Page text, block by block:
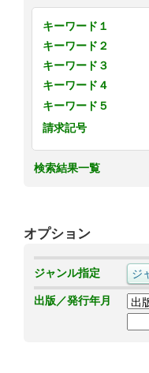
キーワード１
キーワード２
キーワード３
キーワード４
キーワード５
請求記号
検索結果一覧
オプション
ジャンル指定
出版／発行年月